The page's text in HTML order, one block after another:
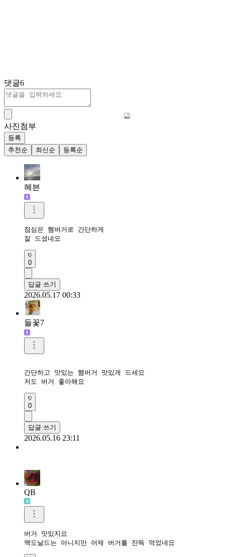
댓글6
사진첨부
등록
추천순
최신순 등록순
헤븐
점심은 햄버거로 간단하게
잘 드셨네요
0
답글 쓰기
2026.05.17 00:33
들꽃7
간단하고 맛있는 햄버거 맛있게 드세요
저도 버거 좋아해요
0
답글 쓰기
2026.05.16 23:11
QB
버거 맛있지요
맥도날드는 아니지만 어제 버거를 잔뜩 먹었네요